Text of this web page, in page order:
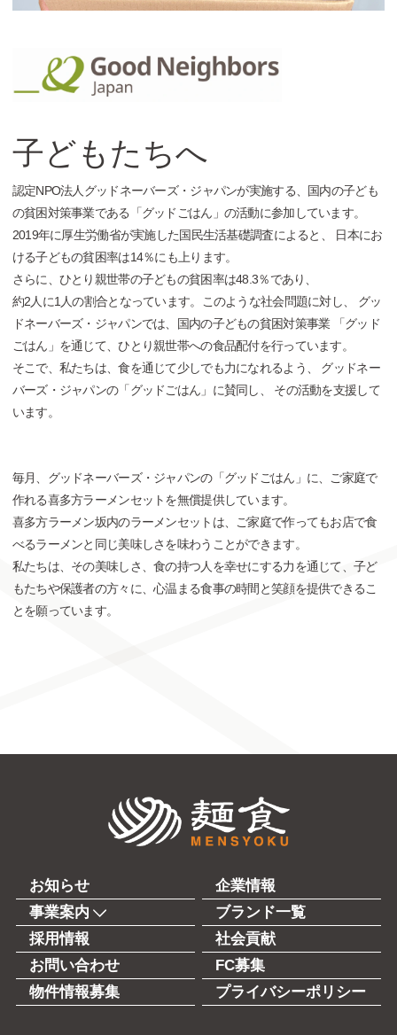
子どもたちへ
認定NPO法人グッドネーバーズ・ジャパンが実施する、国内の子ども
の貧困対策事業である「グッドごはん」の活動に参加しています。
2019年に厚生労働省が実施した国民生活基礎調査によると、
日本にお
ける子どもの貧困率は14％にも上ります。
さらに、ひとり親世帯の子どもの貧困率は48.3％であり、
約2人に1人の割合となっています。このような社会問題に対し、
グッ
ドネーバーズ・ジャパンでは、国内の子どもの貧困対策事業「グッド
ごはん」を通じて、ひとり親世帯への食品配付を行っています。
そこで、私たちは、食を通じて少しでも力になれるよう、
グッドネー
バーズ・ジャパンの「グッドごはん」に賛同し、
その活動を支援して
います。
毎月、グッドネーバーズ・ジャパンの「グッドごはん」に、ご家庭で
作れる喜多方ラーメンセットを無償提供しています。
喜多方ラーメン坂内のラーメンセットは、ご家庭で作ってもお店で食
べるラーメンと同じ美味しさを味わうことができます。
私たちは、その美味しさ、食の持つ人を幸せにする力を通じて、子ど
もたちや保護者の方々に、心温まる食事の時間と笑顔を提供できるこ
とを願っています。
株式会社麺食
お知らせ
企業情報
事業案内
ブランド一覧
採用情報
社会貢献
お問い合わせ
FC募集
物件情報募集
プライバシーポリシー